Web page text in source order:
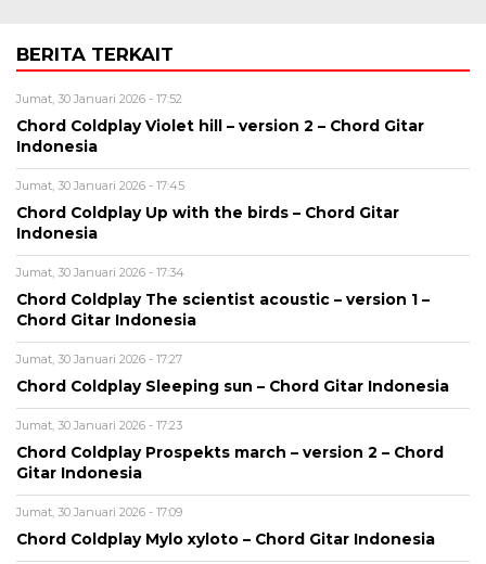
BERITA TERKAIT
Jumat, 30 Januari 2026 - 17:52
Chord Coldplay Violet hill – version 2 – Chord Gitar
Indonesia
Jumat, 30 Januari 2026 - 17:45
Chord Coldplay Up with the birds – Chord Gitar
Indonesia
Jumat, 30 Januari 2026 - 17:34
Chord Coldplay The scientist acoustic – version 1 –
Chord Gitar Indonesia
Jumat, 30 Januari 2026 - 17:27
Chord Coldplay Sleeping sun – Chord Gitar Indonesia
Jumat, 30 Januari 2026 - 17:23
Chord Coldplay Prospekts march – version 2 – Chord
Gitar Indonesia
Jumat, 30 Januari 2026 - 17:09
Chord Coldplay Mylo xyloto – Chord Gitar Indonesia